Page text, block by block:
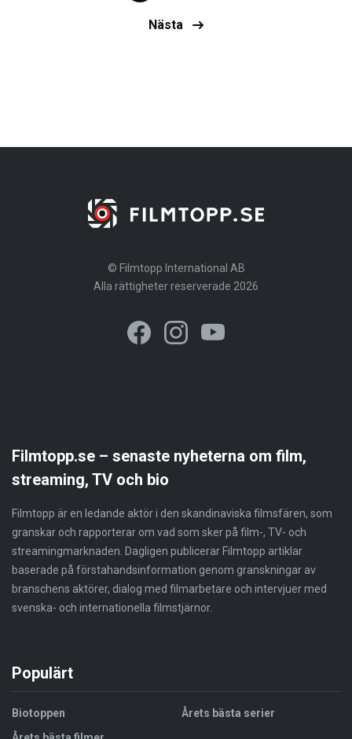
Nästa
© Filmtopp International AB
Alla rättigheter reserverade 2026
Filmtopp.se – senaste nyheterna om film,
streaming, TV och bio
Filmtopp är en ledande aktör i den skandinaviska filmsfären, som
granskar och rapporterar om vad som sker på film-, TV- och
streamingmarknaden. Dagligen publicerar Filmtopp artiklar
baserade på förstahandsinformation genom granskningar av
branschens aktörer, dialog med filmarbetare och intervjuer med
svenska- och internationella filmstjärnor.
Populärt
Biotoppen
Årets bästa serier